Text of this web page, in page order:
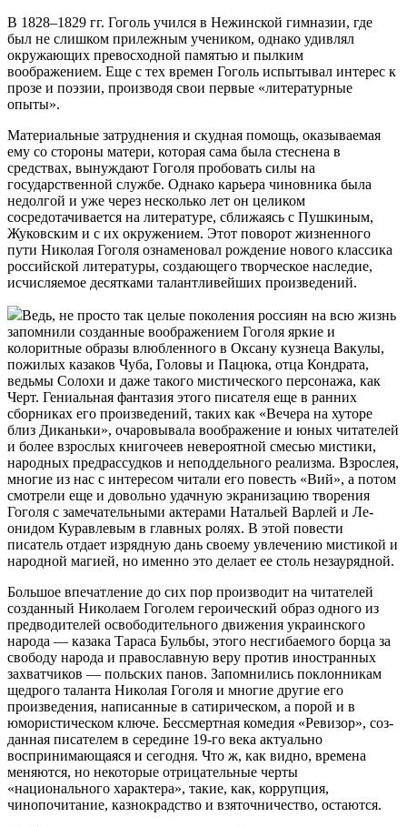
В 1828–1829 гг. Гоголь учился в Нежинской гим­назии, где
был не слишком прилежным учеником, однако удивлял
окружающих превосходной памятью и пылким
воображением. Еще с тех времен Гоголь ис­пытывал интерес к
прозе и поэзии, производя свои первые «литературные
опыты».
Материальные затруднения и скудная помощь, оказываемая
ему со стороны матери, которая сама была стеснена в
средствах, вынуждают Гоголя про­бовать силы на
государственной службе. Однако карьера чиновника была
недолгой и уже через не­сколько лет он целиком
сосредотачивается на ли­тературе, сближаясь с Пушкиным,
Жуковским и с их окружением. Этот поворот жизненного
пути Нико­лая Гоголя ознаменовал рождение нового классика
российской литературы, создающего творческое наследие,
исчисляемое десятками талантливейших произведений.
Ведь, не просто так целые поколения россиян на всю жизнь
запомнили созданные воображением Гоголя яркие и
колоритные образы влюбленного в Оксану кузнеца Вакулы,
пожилых казаков Чуба, Го­ловы и Пацюка, отца Кондрата,
ведьмы Солохи и даже такого мистического персонажа, как
Черт. Гениаль­ная фантазия этого писателя еще в ранних
сборни­ках его произведений, таких как «Вечера на хуторе
близ Диканьки», очаровывала воображение и юных читателей
и более взрослых книгочеев невероятной смесью мистики,
народных предрассудков и непод­дельного реализма. Взрослея,
многие из нас с инте­ресом читали его повесть «Вий», а потом
смотрели еще и довольно удачную экранизацию творения
Гого­ля с замечательными актерами Натальей Варлей и Ле­
онидом Куравлевым в главных ролях. В этой повести
писатель отдает изрядную дань своему увлечению мистикой и
народной магией, но именно это делает ее столь незаурядной.
Большое впечатление до сих пор производит на читателей
созданный Николаем Гоголем героический образ одного из
предводителей освободительного движения украинского
народа — казака Тараса Буль­бы, этого несгибаемого борца за
свободу народа и православную веру против иностранных
захватчи­ков — польских панов. Запомнились поклонникам
щедрого таланта Николая Гоголя и многие другие его
произведения, написанные в сатирическом, а порой и в
юмористи­ческом ключе. Бессмертная комедия «Ревизор», соз­
данная писателем в середине 19-го века актуально
воспринимающаяся и сегодня. Что ж, как видно, вре­мена
меняются, но некоторые отрицательные черты
«национального характера», такие, как, коррупция,
чинопочитание, казнокрадство и взяточничество, остаются.